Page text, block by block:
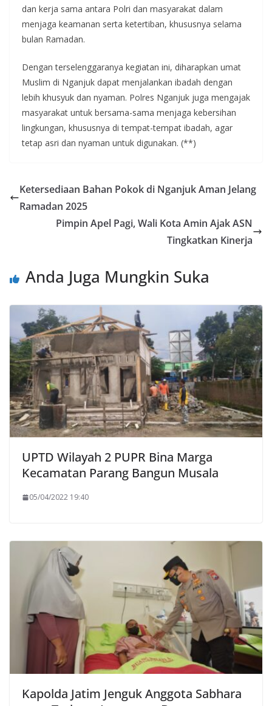
dan kerja sama antara Polri dan masyarakat dalam
menjaga keamanan serta ketertiban, khususnya selama
bulan Ramadan.
Dengan terselenggaranya kegiatan ini, diharapkan umat
Muslim di Nganjuk dapat menjalankan ibadah dengan
lebih khusyuk dan nyaman. Polres Nganjuk juga mengajak
masyarakat untuk bersama-sama menjaga kebersihan
lingkungan, khususnya di tempat-tempat ibadah, agar
tetap asri dan nyaman untuk digunakan. (**)
Ketersediaan Bahan Pokok di Nganjuk Aman Jelang
Ramadan 2025
Pimpin Apel Pagi, Wali Kota Amin Ajak ASN
Tingkatkan Kinerja
Anda Juga Mungkin Suka
UPTD Wilayah 2 PUPR Bina Marga
Kecamatan Parang Bangun Musala
05/04/2022 19:40
Kapolda Jatim Jenguk Anggota Sabhara